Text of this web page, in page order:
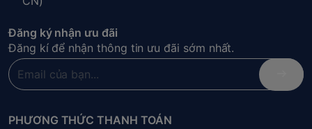
Đăng ký nhận ưu đãi
Đăng kí để nhận thông tin ưu đãi sớm nhất.
PHƯƠNG THỨC THANH TOÁN